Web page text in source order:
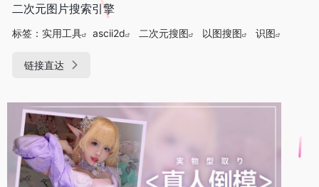
二次元图片搜索引擎
标签： 实用工具 ascii2d 二次元搜图 以图搜图 识图
链接直达